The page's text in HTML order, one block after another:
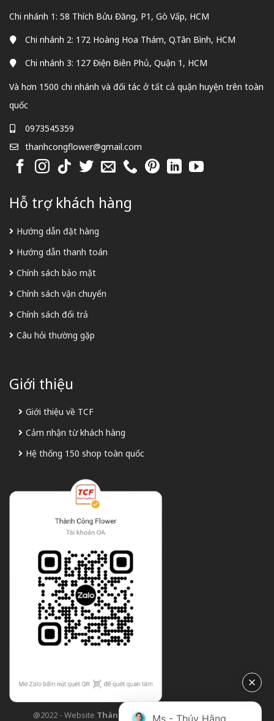
Chi nhánh 1: 58 Thích Bửu Đăng, P1, Gò Vấp, HCM
Chi nhánh 2: 172 Hoàng Hoa Thám, Q.Tân Bình, HCM
Chi nhánh 3: 127 Điện Biên Phủ, Quận 1, HCM
Và hơn 1500 chi nhánh và đối tác ở tất cả quận huyện trên toàn
quốc
0973545359
thanhcongflower@gmail.com
Hỗ trợ khách hàng
Hướng dẫn đặt hàng
Hướng dẫn thanh toán
Chính sách bảo mật
Chính sách vận chuyển
Chính sách đổi trả
Câu hỏi thường gặp
Giới thiệu
Giới thiệu về TCF
Cảm nhận từ khách hàng
Hệ thống 150 shop toàn quốc
@2022 - Website Thành Công Flower| Design bởi
Ms - Thúy Hằng